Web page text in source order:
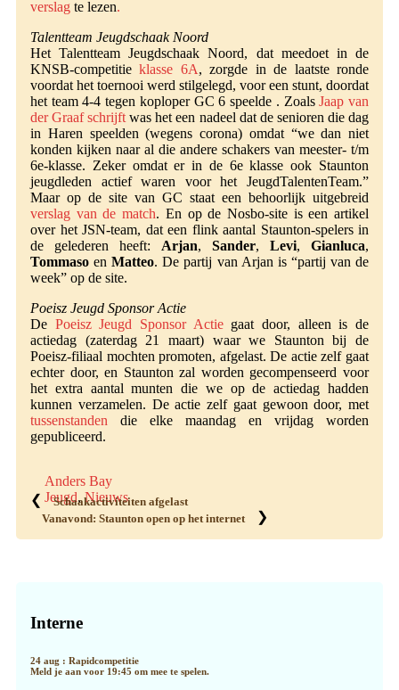
verslag te lezen.
Talentteam Jeugdschaak Noord
Het Talentteam Jeugdschaak Noord, dat meedoet in de
KNSB-competitieklasse 6A, zorgde in de laatste ronde
voordat het toernooi werd stilgelegd, voor een stunt, doordat
het team 4-4 tegen koploper GC 6 speelde . ZoalsJaap van
der Graaf schrijftwas het een nadeel dat de senioren die dag
in Haren speelden (wegens corona) omdat “we dan niet
konden kijken naar al die andere schakers van meester- t/m
6e-klasse. Zeker omdat er in de 6e klasse ook Staunton
jeugdleden actief waren voor het JeugdTalentenTeam.”
Maar op de site van GC staat een behoorlijk uitgebreid
verslag van de match. En op de Nosbo-site is een artikel
over het JSN-team, dat een flink aantal Staunton-spelers in
de gelederen heeft: Arjan, Sander, Levi, Gianluca,
TommasoenMatteo. De partij van Arjan is “partij van de
week” op de site.
Poeisz Jeugd Sponsor Actie
De Poeisz Jeugd Sponsor Actiegaat door, alleen is de
actiedag (zaterdag 21 maart) waar we Staunton bij de
Poeisz-filiaal mochten promoten, afgelast. De actie zelf gaat
echter door, en Staunton zal worden gecompenseerd voor
het extra aantal munten die we op de actiedag hadden
kunnen verzamelen. De actie zelf gaat gewoon door, met
tussenstanden die elke maandag en vrijdag worden
gepubliceerd.
Anders Bay
Jeugd,Nieuws
❮
Schaakactiviteiten afgelast
Vanavond: Staunton open op het internet
❯
Sidebar
Interne
24 aug : Rapidcompetitie
Meld je aan voor 19:45 om mee te spelen.